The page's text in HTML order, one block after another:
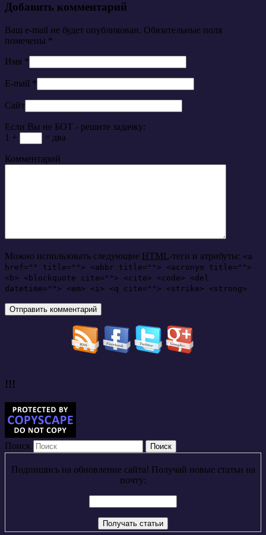
Добавить комментарий
Ваш e-mail не будет опубликован. Обязательные поля
помечены *
Имя *
E-mail *
Сайт
Если Вы не БОТ - решите задачку:
1 +
= два
Комментарий
Можно использовать следующие HTML-теги и атрибуты: <a
href="" title=""> <abbr title=""> <acronym title="">
<b> <blockquote cite=""> <cite> <code> <del
datetime=""> <em> <i> <q cite=""> <strike> <strong>
!!!
Поиск
Подпишись на обновление сайта! Получай новые статьи на
почту: